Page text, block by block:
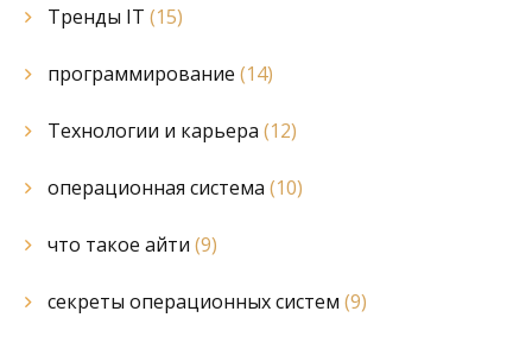
Тренды IT (15)
программирование (14)
Технологии и карьера (12)
операционная система (10)
что такое айти (9)
секреты операционных систем (9)